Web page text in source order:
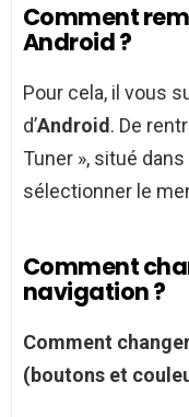
Comment
Android ?
Pour cela, il vous
d’Android . De
Tuner », situé
sélectionner le
Comment
navigation ?
Comment
(boutons et